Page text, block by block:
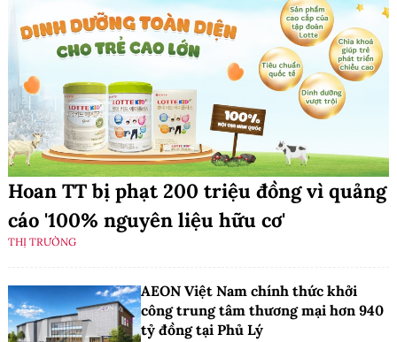
Hoan TT bị phạt 200 triệu đồng vì quảng
cáo '100% nguyên liệu hữu cơ'
THỊ TRƯỜNG
AEON Việt Nam chính thức khởi
công trung tâm thương mại hơn 940
tỷ đồng tại Phủ Lý